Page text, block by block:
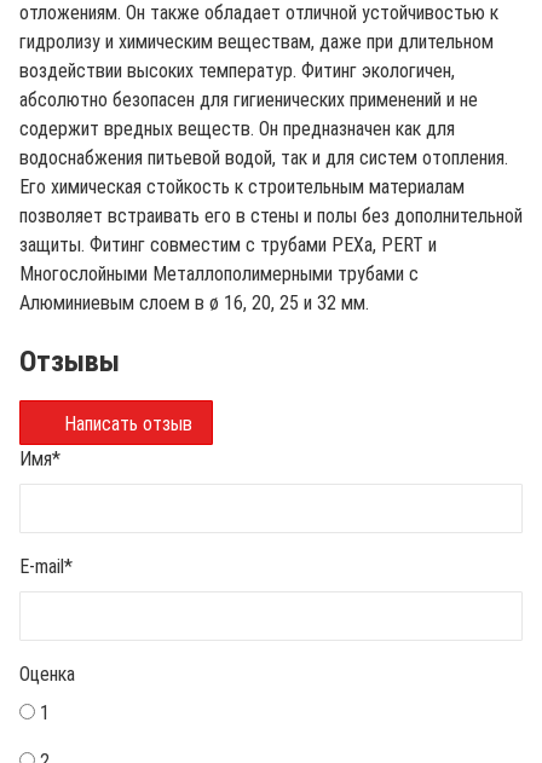
отложениям. Он также обладает отличной устойчивостью к
гидролизу и химическим веществам, даже при длительном
воздействии высоких температур. Фитинг экологичен,
абсолютно безопасен для гигиенических применений и не
содержит вредных веществ. Он предназначен как для
водоснабжения питьевой водой, так и для систем отопления.
Его химическая стойкость к строительным материалам
позволяет встраивать его в стены и полы без дополнительной
защиты. Фитинг совместим с трубами PEXa, PERT и
Многослойными Металлополимерными трубами с
Алюминиевым слоем в ø 16, 20, 25 и 32 мм.
Отзывы
Написать отзыв
Имя*
E-mail*
Оценка
1